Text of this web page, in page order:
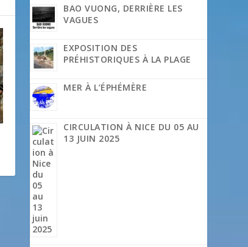
BAO VUONG, DERRIÈRE LES
VAGUES
EXPOSITION DES
PRÉHISTORIQUES À LA PLAGE
MER À L’ÉPHÉMÈRE
CIRCULATION À NICE DU 05 AU
13 JUIN 2025